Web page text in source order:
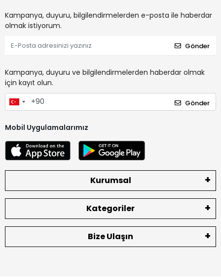
Kampanya, duyuru, bilgilendirmelerden e-posta ile haberdar
olmak istiyorum.
Gönder
Kampanya, duyuru ve bilgilendirmelerden haberdar olmak
için kayıt olun.
Gönder
Mobil Uygulamalarımız
Kurumsal
Kategoriler
Bize Ulaşın